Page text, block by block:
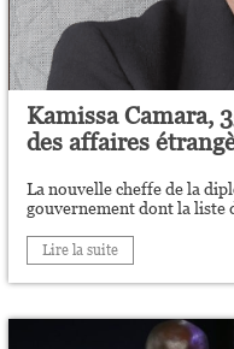
Kamissa Camara,
des affaires
La nouvelle cheffe de la
gouvernement dont la liste
Lire la suite